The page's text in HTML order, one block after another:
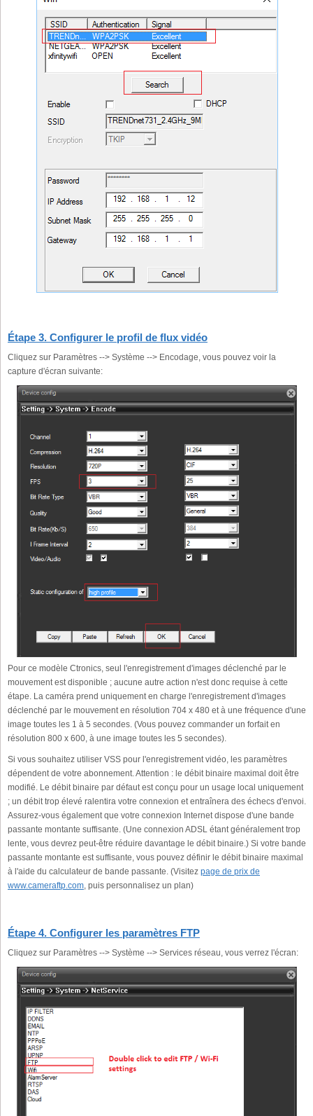
Étape 3. Configurer le profil de flux vidéo
Cliquez sur Paramètres --> Système --> Encodage, vous pouvez voir la
capture d'écran suivante:
Pour ce modèle Ctronics, seul l'enregistrement d'images déclenché par le
mouvement est disponible ; aucune autre action n'est donc requise à cette
étape. La caméra prend uniquement en charge l'enregistrement d'images
déclenché par le mouvement en résolution 704 x 480 et à une fréquence d'une
image toutes les 1 à 5 secondes. (Vous pouvez commander un forfait en
résolution 800 x 600, à une image toutes les 5 secondes).
Si vous souhaitez utiliser VSS pour l'enregistrement vidéo, les paramètres
dépendent de votre abonnement. Attention : le débit binaire maximal doit être
modifié. Le débit binaire par défaut est conçu pour un usage local uniquement
; un débit trop élevé ralentira votre connexion et entraînera des échecs d'envoi.
Assurez-vous également que votre connexion Internet dispose d'une bande
passante montante suffisante. (Une connexion ADSL étant généralement trop
lente, vous devrez peut-être réduire davantage le débit binaire.) Si votre bande
passante montante est suffisante, vous pouvez définir le débit binaire maximal
à l'aide du calculateur de bande passante. (Visitez page de prix de
www.cameraftp.com, puis personnalisez un plan)
Étape 4. Configurer les paramètres FTP
Cliquez sur Paramètres --> Système --> Services réseau, vous verrez l'écran: